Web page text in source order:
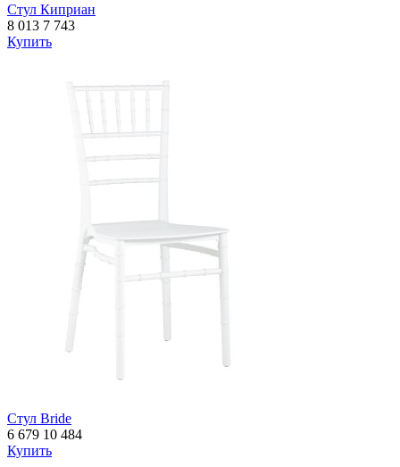
Стул Киприан
8 013 7 743
Купить
Стул Bride
6 679 10 484
Купить